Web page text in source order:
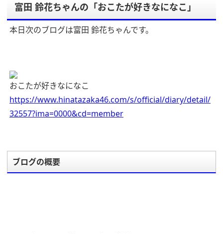
富田 鈴花ちゃんの「おこたが好きなになこ」
本日次のブログは富田 鈴花ちゃんです。
おこたが好きなになこ
https://www.hinatazaka46.com/s/official/diary/detail/
32557?ima=0000&cd=member
ブログの概要